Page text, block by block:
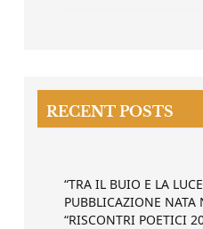
RECENT POSTS
“TRA IL BUIO E LA
PUBBLICAZIONE NATA
“RISCONTRI POETICI